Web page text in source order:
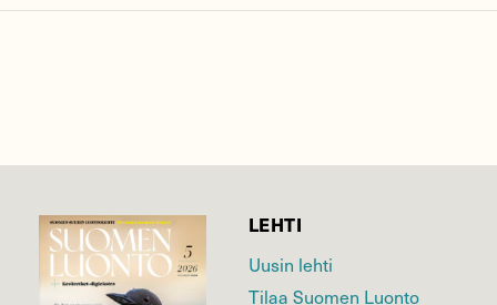
LEHTI
Uusin lehti
Tilaa Suomen Luonto